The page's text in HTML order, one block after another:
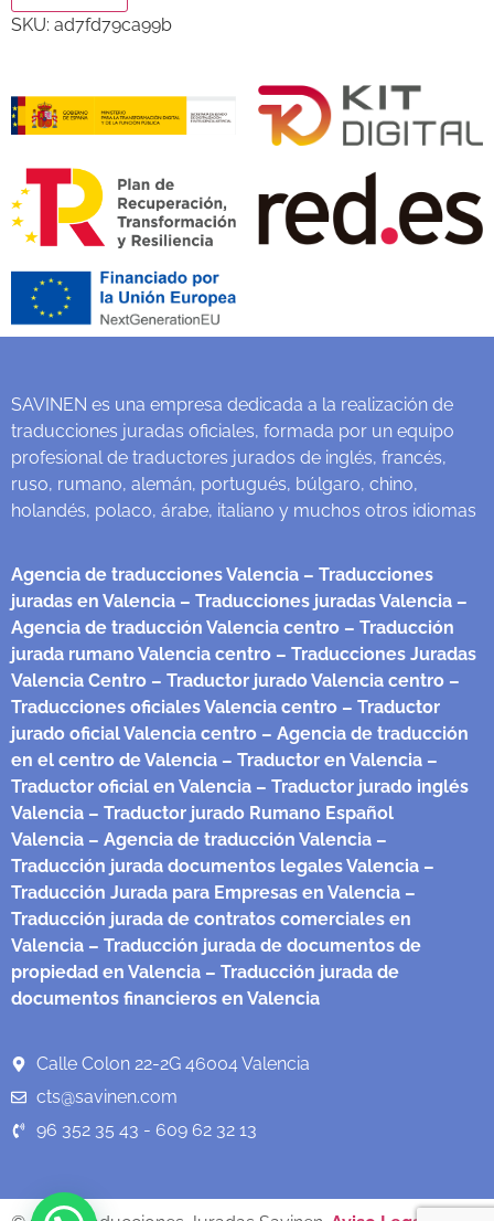
SKU: ad7fd79ca99b
SAVINEN es una empresa dedicada a la realización de
traducciones juradas oficiales, formada por un equipo
profesional de traductores jurados de inglés, francés,
ruso, rumano, alemán, portugués, búlgaro, chino,
holandés, polaco, árabe, italiano y muchos otros idiomas
Agencia de traducciones Valencia – Traducciones
juradas en Valencia – Traducciones juradas Valencia –
Agencia de traducción Valencia centro – Traducción
jurada rumano Valencia centro – Traducciones Juradas
Valencia Centro – Traductor jurado Valencia centro –
Traducciones oficiales Valencia centro – Traductor
jurado oficial Valencia centro – Agencia de traducción
en el centro de Valencia – Traductor en Valencia –
Traductor oficial en Valencia – Traductor jurado inglés
Valencia – Traductor jurado Rumano Español
Valencia – Agencia de traducción Valencia –
Traducción jurada documentos legales Valencia –
Traducción Jurada para Empresas en Valencia –
Traducción jurada de contratos comerciales en
Valencia – Traducción jurada de documentos de
propiedad en Valencia – Traducción jurada de
documentos financieros en Valencia
Calle Colon 22-2G 46004 Valencia
cts@savinen.com
96 352 35 43 - 609 62 32 13